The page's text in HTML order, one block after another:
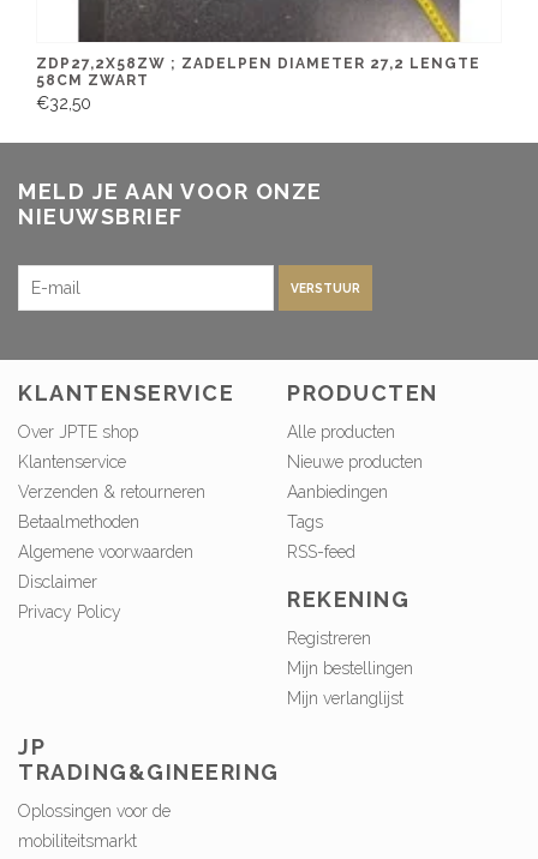
ZDP27,2X58ZW ; ZADELPEN DIAMETER 27,2 LENGTE
58CM ZWART
€32,50
MELD JE AAN VOOR ONZE
NIEUWSBRIEF
VERSTUUR
KLANTENSERVICE
Over JPTE shop
Klantenservice
Verzenden & retourneren
Betaalmethoden
Algemene voorwaarden
Disclaimer
Privacy Policy
PRODUCTEN
Alle producten
Nieuwe producten
Aanbiedingen
Tags
RSS-feed
REKENING
Registreren
Mijn bestellingen
Mijn verlanglijst
JP
TRADING&GINEERING
Oplossingen voor de
mobiliteitsmarkt